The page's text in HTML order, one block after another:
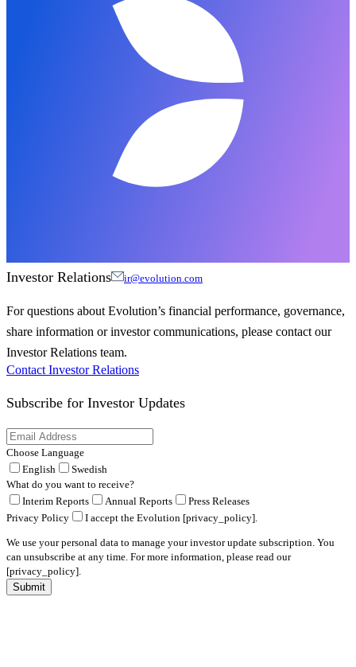
Investor Relations ir@evolution.com
For questions about Evolution’s financial performance, governance,
share information or investor communications, please contact our
Investor Relations team.
Contact Investor Relations
Subscribe for Investor Updates
Choose Language
English
Swedish
What do you want to receive?
Interim Reports
Annual Reports
Press Releases
Privacy Policy
I accept the Evolution [privacy_policy].
We use your personal data to manage your investor update subscription. You
can unsubscribe at any time. For more information, please read our
[privacy_policy].
Submit